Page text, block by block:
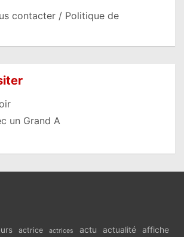
contacter / Politique de
un Grand A
actrice actrices actu actualité affiche